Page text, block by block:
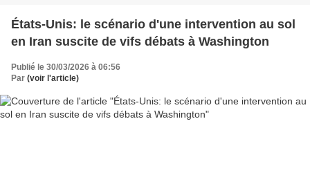
États-Unis: le scénario d'une intervention au sol
en Iran suscite de vifs débats à Washington
Publié le 30/03/2026 à 06:56
Par (voir l'article)